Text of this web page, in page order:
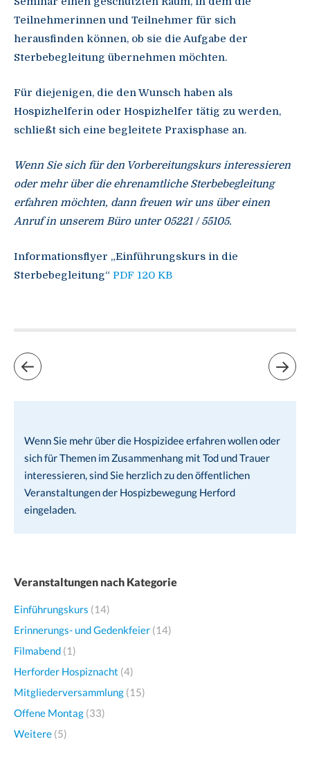
Teilnehmerinnen und Teilnehmer für sich
herausfinden können, ob sie die Aufgabe der
Sterbebegleitung übernehmen möchten.
Für diejenigen, die den Wunsch haben als
Hospizhelferin oder Hospizhelfer tätig zu werden,
schließt sich eine begleitete Praxisphase an.
Wenn Sie sich für den Vorbereitungskurs interessieren
oder mehr über die ehrenamtliche Sterbebegleitung
erfahren möchten, dann freuen wir uns über einen
Anruf in unserem Büro unter 05221 / 55105.
Informationsflyer „Einführungskurs in die
Sterbebegleitung“ PDF 120 KB
Wenn Sie mehr über die Hospizidee erfahren wollen oder
sich für Themen im Zusammenhang mit Tod und Trauer
interessieren, sind Sie herzlich zu den öffentlichen
Veranstaltungen der Hospizbewegung Herford
eingeladen.
Veranstaltungen nach Kategorie
Einführungskurs (14)
Erinnerungs- und Gedenkfeier (14)
Filmabend (1)
Herforder Hospiznacht (4)
Mitgliederversammlung (15)
Offene Montag (33)
Weitere (5)